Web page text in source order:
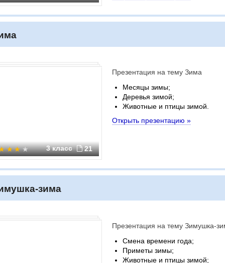
3 класс 21
Презентация на тему Зима
Месяцы зимы;
Деревья зимой;
Животные и птицы зимой.
Открыть презентацию »
зима
Презентация на тему Зимушка-
Смена времени года;
Приметы зимы;
Животные и птицы зимой;